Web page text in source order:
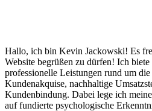
Hallo, ich bin Kevin Jackowski! Es
Website begrüßen zu dürfen! Ich
professionelle Leistungen rund um
Kundenakquise, nachhaltige
Kundenbindung. Dabei lege ich
auf fundierte psychologische